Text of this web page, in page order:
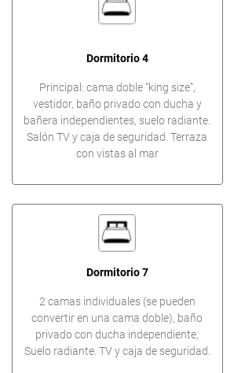
Dormitorio 4
Principal: cama doble “king size”,
vestidor, baño privado con ducha y
bañera independientes, suelo radiante.
Salón TV y caja de seguridad. Terraza
con vistas al mar
Dormitorio 7
2 camas individuales (se pueden
convertir en una cama doble), baño
privado con ducha independiente,
Suelo radiante. TV y caja de seguridad.